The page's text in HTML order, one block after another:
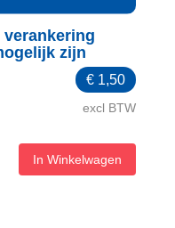
zijn
€ 1,50
excl BTW
In Winkelwagen